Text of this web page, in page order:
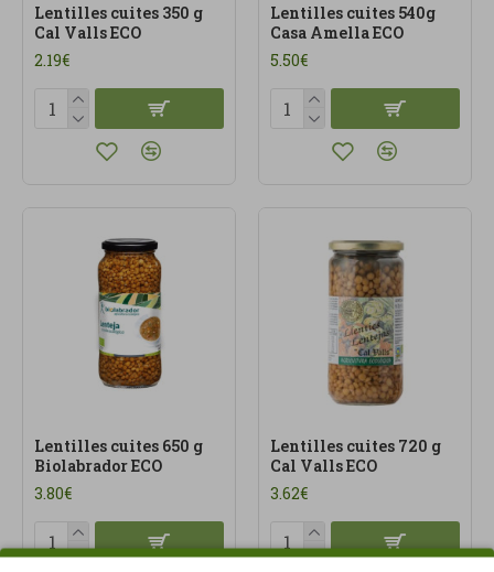
Lentilles cuites 350 g
Cal Valls ECO
2.19€
Lentilles cuites 540g
Casa Amella ECO
5.50€
Lentilles cuites 650 g
Biolabrador ECO
3.80€
Lentilles cuites 720 g
Cal Valls ECO
3.62€